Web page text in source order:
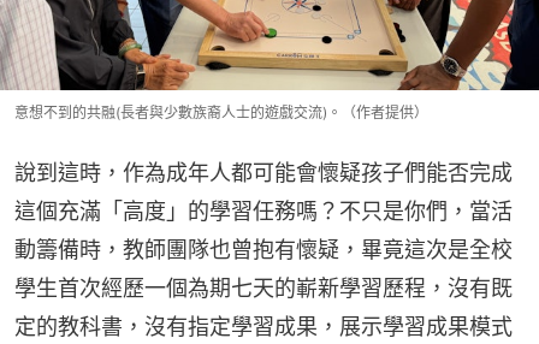
意想不到的共融(長者與少數族裔人士的遊戲交流)。（作者提供）
說到這時，作為成年人都可能會懷疑孩子們能否完成
這個充滿「高度」的學習任務嗎？不只是你們，當活
動籌備時，教師團隊也曾抱有懷疑，畢竟這次是全校
學生首次經歷一個為期七天的嶄新學習歷程，沒有既
定的教科書，沒有指定學習成果，展示學習成果模式